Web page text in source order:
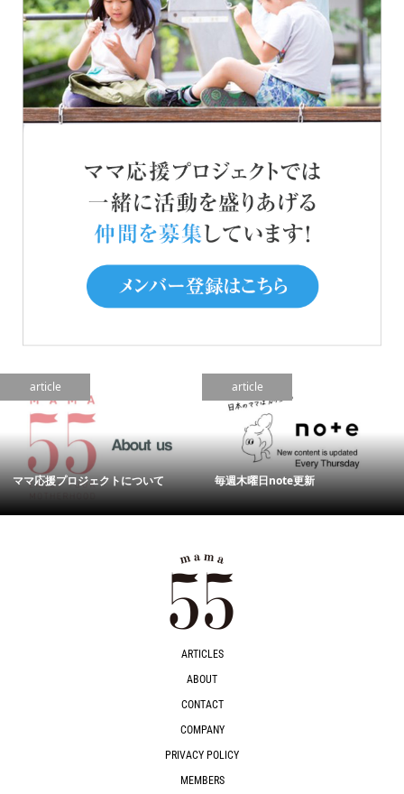
article
ママ応援プロジェクトについて
article
毎週木曜日note更新
ARTICLES
ABOUT
CONTACT
COMPANY
PRIVACY POLICY
MEMBERS